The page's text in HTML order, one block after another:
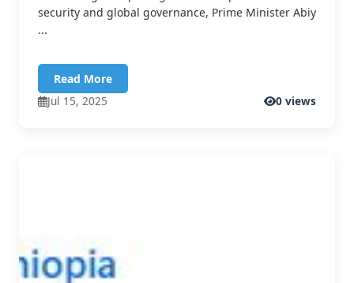
security and global governance, Prime Minister Abiy
...
Read More
Jul 15, 2025
0 views